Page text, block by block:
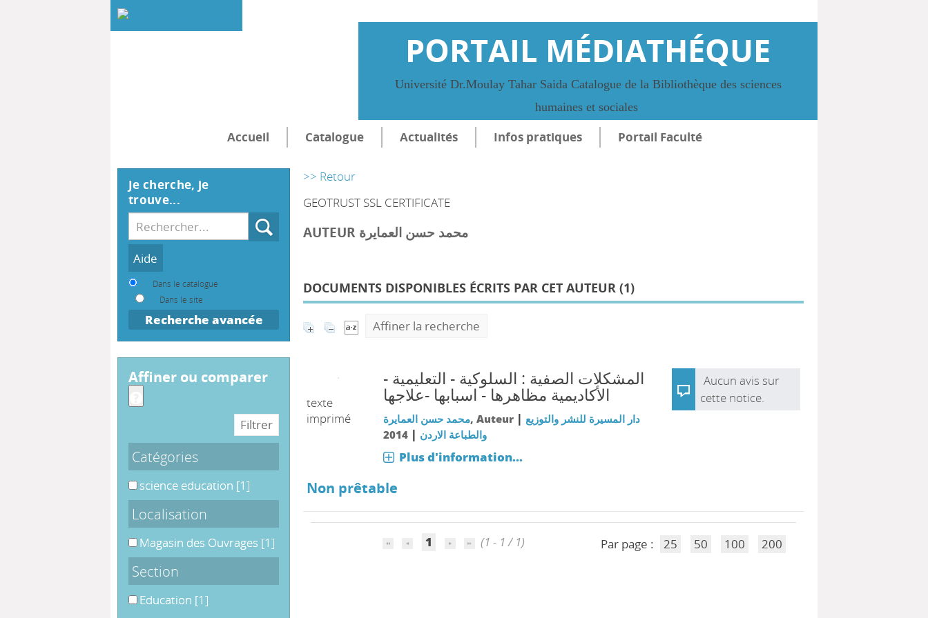
PORTAIL MÉDIATHÉQUE
Université Dr.Moulay Tahar Saida Catalogue de la Bibliothèque des sciences
humaines et sociales
Accueil Catalogue Actualités Infos pratiques Portail Faculté
>> Retour
GEOTRUST SSL CERTIFICATE
AUTEUR محمد حسن العمايرة
DOCUMENTS DISPONIBLES ÉCRITS PAR CET AUTEUR (1)
Affiner la recherche
texte
imprimé
المشكلات الصفية : السلوكية - التعليمية -
الأكاديمية مظاهرها - اسبابها -علاجها
محمد حسن العمايرة, Auteur | دار المسيرة للنشر والتوزيع
والطباعة الاردن |
2014
Plus d'information...
Aucun avis sur
cette notice.
Non prêtable
1 (1 - 1 / 1) Par page : 25 50 100 200
Je cherche, je
trouve...
Recherche
Dans le catalogue
Dans le site
Recherche avancée
affiner ou comparer
Catégories
science education
science education [1]
Localisation
Magasin des Ouvrages
Magasin des Ouvrages [1]
Section
Education
Education [1]